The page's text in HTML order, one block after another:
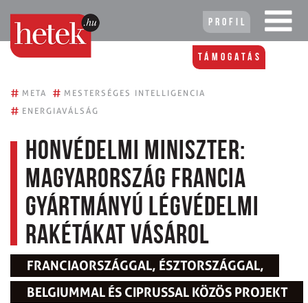
Profil
Támogatás
# META # MESTERSÉGES INTELLIGENCIA
# ENERGIAVÁLSÁG
Honvédelmi miniszter:
Magyarország francia
gyártmányú légvédelmi
rakétákat vásárol
FRANCIAORSZÁGGAL, ÉSZTORSZÁGGAL,
BELGIUMMAL ÉS CIPRUSSAL KÖZÖS PROJEKT